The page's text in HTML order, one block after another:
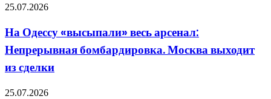
На
«высыпали»
весь
арсенал:
бомбардировка.
выходит
25.07.2026
На Одессу «высыпали» весь арсенал:
Непрерывная бомбардировка. Москва выходит
из сделки
«Взгляд»:
25.07.2026